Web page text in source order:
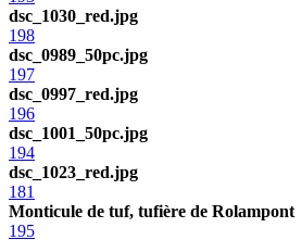
dsc_1030_red.jpg
198
dsc_0989_50pc.jpg
197
dsc_0997_red.jpg
196
dsc_1001_50pc.jpg
194
dsc_1023_red.jpg
181
Monticule de tuf, tufière de Rolampont
195